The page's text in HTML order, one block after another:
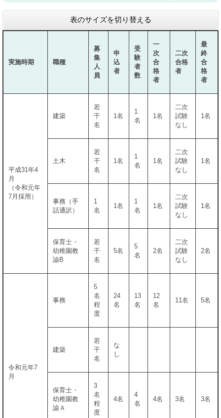
表のサイズを切り替える
実施時期 職種
募
集
人
員
申
込
者
受
験
者
数
一
次
合
格
者
二次
合格
者
最
終
合
格
者
平成31年4
月
（令和元年
7月採用）
建築
若
干
名
1名
1
名
1名
二次
試験
なし
1名
土木
若
干
名
1名
1
名
1名
二次
試験
なし
1名
事務（手
話通訳）
1
名
1名
1
名
1名
二次
試験
なし
1名
保育士・
幼稚園教
諭B
若
干
名
5名
5
名
2名
二次
試験
なし
2名
令和元年7
月
事務
5
名
程
度
24
名
13
名
12
名
11名 5名
建築
若
干
名
な
し
保育士・
幼稚園教
諭Ａ
3
名
程
度
4名
4
名
4名 3名 3名